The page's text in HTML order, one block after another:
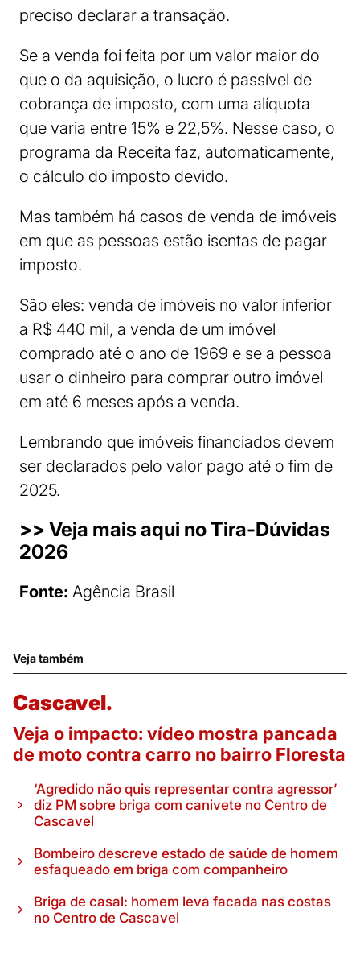
preciso declarar a transação.
Se a venda foi feita por um valor maior do
que o da aquisição, o lucro é passível de
cobrança de imposto, com uma alíquota
que varia entre 15% e 22,5%. Nesse caso, o
programa da Receita faz, automaticamente,
o cálculo do imposto devido.
Mas também há casos de venda de imóveis
em que as pessoas estão isentas de pagar
imposto.
São eles: venda de imóveis no valor inferior
a R$ 440 mil, a venda de um imóvel
comprado até o ano de 1969 e se a pessoa
usar o dinheiro para comprar outro imóvel
em até 6 meses após a venda.
Lembrando que imóveis financiados devem
ser declarados pelo valor pago até o fim de
2025.
>> Veja mais aqui no Tira-Dúvidas
2026
Fonte: Agência Brasil
Veja também
Cascavel.
Veja o impacto: vídeo mostra pancada
de moto contra carro no bairro Floresta
‘Agredido não quis representar contra agressor’
diz PM sobre briga com canivete no Centro de
Cascavel
Bombeiro descreve estado de saúde de homem
esfaqueado em briga com companheiro
Briga de casal: homem leva facada nas costas
no Centro de Cascavel